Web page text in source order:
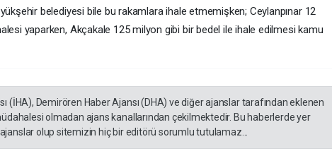
belediyesi bile bu rakamlara ihale etmemişken; Ceylanpınar 12
yaparken, Akçakale 125 milyon gibi bir bedel ile ihale edilmesi kamu
(İHA), Demirören Haber Ajansı (DHA) ve diğer ajanslar tarafından eklenen
olmadan ajans kanallarından çekilmektedir. Bu haberlerde yer
olup sitemizin hiç bir editörü sorumlu tutulamaz...